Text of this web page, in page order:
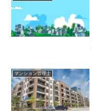
マンション管理士